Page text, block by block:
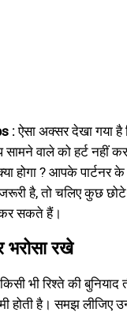
:ऐसा अक्सर देखा गया
वाले को हर्ट नहीं
होगा ? आपके पार्टनर
जरूरी है, तो चलिए कुछ
कर सकते हैं।
रखे
भी रिश्ते की
होती है। समझ लीजिए